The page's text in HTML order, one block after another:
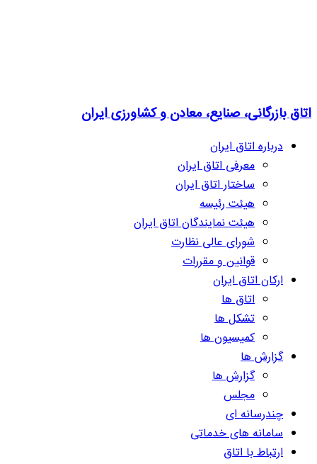
اتاق بازرگانی، صنایع، معادن و کشاورزی ایران
درباره اتاق ایران
معرفی اتاق ایران
ساختار اتاق ایران
هیئت رئیسه
هیئت نمایندگان اتاق ایران
شورای عالی نظارت
قوانین و مقررات
ارکان اتاق ایران
اتاق ها
تشکل ها
کمیسیون ها
گزارش ها
گزارش ها
مجلس
چندرسانه ای
سامانه های خدماتی
ارتباط با اتاق